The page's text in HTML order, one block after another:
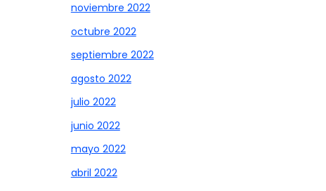
noviembre 2022
octubre 2022
septiembre 2022
agosto 2022
julio 2022
junio 2022
mayo 2022
abril 2022